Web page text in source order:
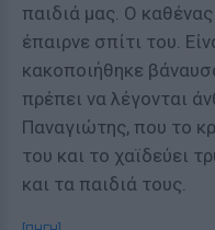
παιδιά μας. Ο
έπαιρνε σπίτι του.
κακοποιήθηκε
πρέπει να λέγονται
Παναγιώτης, που το
του και το χαϊδεύει
και τα παιδιά τους.